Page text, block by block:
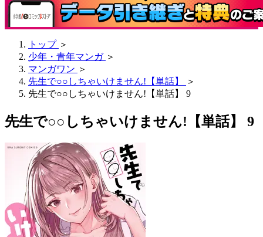
トップ ＞
少年・青年マンガ ＞
マンガワン ＞
先生で○○しちゃいけません!【単話】
＞
先生で○○しちゃいけません!【単話】 9
先生で○○しちゃいけません!【単話】 9